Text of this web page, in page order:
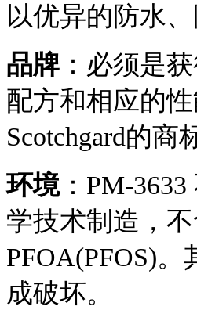
以优异的防水
品牌 ：必须是
配方和相应的
环境：PM-
学技术制造，
PFOA(PFOS)
成破坏。